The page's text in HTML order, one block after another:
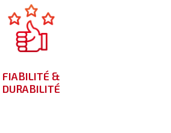
FIABILITÉ &
DURABILITÉ